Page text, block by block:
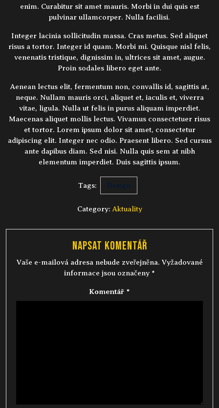
enim. Curabitur sit amet mauris. Morbi in dui quis est
pulvinar ullamcorper. Nulla facilisi.
Integer lacinia sollicitudin massa. Cras metus. Sed aliquet
risus a tortor. Integer id quam. Morbi mi. Quisque nisl felis,
venenatis tristique, dignissim in, ultrices sit amet, augue.
Proin sodales libero eget ante.
Aenean lectus elit, fermentum non, convallis id, sagittis at,
neque. Nullam mauris orci, aliquet et, iaculis et, viverra
vitae, ligula. Nulla ut felis in purus aliquam imperdiet.
Maecenas aliquet mollis lectus. Vivamus consectetuer risus
et tortor. Lorem ipsum dolor sit amet, consectetur
adipiscing elit. Integer nec odio. Praesent libero. Sed cursus
ante dapibus diam. Sed nisi. Nulla quis sem at nibh
elementum imperdiet. Duis sagittis ipsum.
Tags: Design
Category: Aktuality
Napsat komentář
Vaše e-mailová adresa nebude zveřejněna. Vyžadované
informace jsou označeny *
Komentář *